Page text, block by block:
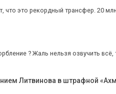
что это рекордный трансфер. 20 млн
? Жаль нельзя озвучить всё,
Литвинова в штрафной